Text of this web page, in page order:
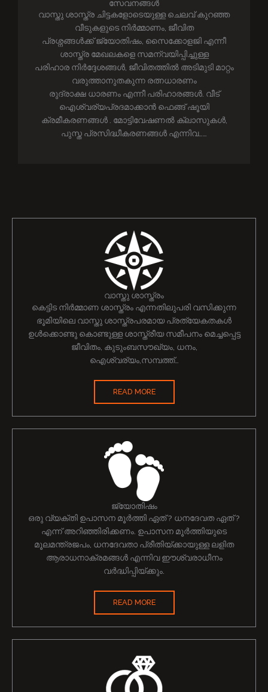
സേവനങ്ങൾ
വാസ്തു ശാസ്ത്ര ചിട്ടകളോടെയുള്ള ചെലവ് കുറഞ്ഞ
വീടുകളുടെ നിർമ്മാണം, ജീവിത
പ്രശ്നങ്ങൾക്ക് ജ്യോതിഷം, സൈക്കോളജി എന്നീ
ശാസ്ത്ര മേഖലകളെ സമന്വയിപ്പിച്ചുള്ള
പരിഹാര നിർദ്ദേശങ്ങൾ, ജീവിതത്തിൽ അടിമുടി മാറ്റം
വരുത്താനുതകുന്ന രത്നധാരണം
രുദ്രാക്ഷ ധാരണം എന്നീ പരിഹാരങ്ങൾ. വീട്
ഐശ്വര്യപ്രദമാക്കാൻ ഫെങ്ങ് ഷൂയി
ക്രമീകരണങ്ങൾ . മോട്ടിവേഷണൽ ക്ലാസുകൾ,
പുസ്ത പ്രസിദ്ധീകരണങ്ങൾ എന്നിവ……
വാസ്തു ശാസ്ത്രം
കെട്ടിട നിർമ്മാണ ശാസ്ത്രം എന്നതിലുപരി വസിക്കുന്ന
ഭൂമിയിലെ വാസ്തു ശാസ്ത്രപരമായ പ്രത്യേകതകൾ
ഉൾക്കൊണ്ടു കൊണ്ടുള്ള ശാസ്ത്രീയ സമീപനം മെച്ചപ്പെട്ട
ജീവിതം, കുടുംബസൗഖ്യം, ധനം,
ഐശ്വര്യം,സമ്പത്ത്…
READ MORE
ജ്യോതിഷം
ഒരു വ്യക്തി ഉപാസന മൂർത്തി ഏത് ? ധനദേവത ഏത് ?
എന്ന് അറിഞ്ഞിരിക്കണം. ഉപാസന മൂർത്തിയുടെ
മൂലമന്ത്രജപം, ധനദേവതാ പ്രീതിയ്ക്കായുള്ള ലളിത
ആരാധനാക്രമങ്ങൾ എന്നിവ ഈശ്വരാധീനം
വർദ്ധിപ്പിയ്ക്കും.
READ MORE